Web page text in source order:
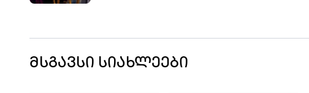
ვისაც გართობა უნდა ტელევიზორთან,
ღმერთთან ერთად, ჩვენ მივიღებთ, - ამის
მსგავსი სიახლეები